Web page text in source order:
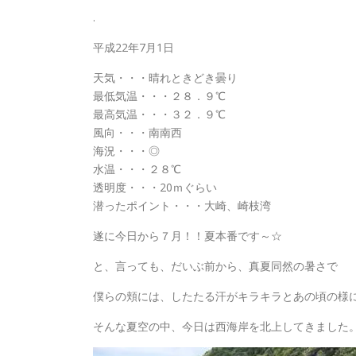
.
平成22年7月1日
天気・・・晴れときどき曇り
最低気温・・・２８．９℃
最高気温・・・３２．９℃
風向・・・南南西
海況・・・◎
水温・・・２８℃
透明度・・・20ｍぐらい
潜ったポイント・・・大崎、崎枝湾
遂に今日から７月！！夏本番です～☆
と、言っても、だいぶ前から、真夏同然の暑さで
僕らの頬には、したたる汗がキラキラとあの頃の様
そんな夏空の中、今日は西海岸を北上してきました。